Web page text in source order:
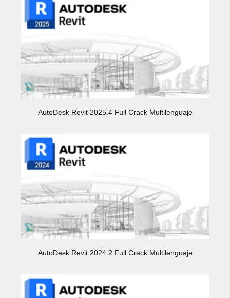
AutoDesk Revit 2025.4 Full Crack Multilenguaje
AutoDesk Revit 2024.2 Full Crack Multilenguaje